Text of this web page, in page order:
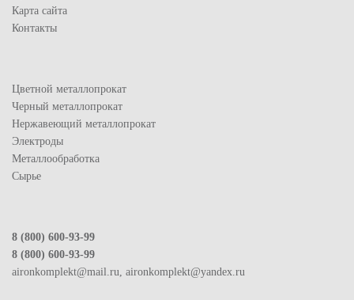
Карта сайта
Контакты
Цветной металлопрокат
Черный металлопрокат
Нержавеющий металлопрокат
Электроды
Металлообработка
Сырье
8 (800) 600-93-99
8 (800) 600-93-99
aironkomplekt@mail.ru, aironkomplekt@yandex.ru